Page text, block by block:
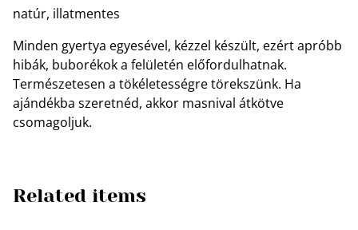
natúr, illatmentes
Minden gyertya egyesével, kézzel készült, ezért apróbb
hibák, buborékok a felületén előfordulhatnak.
Természetesen a tökéletességre törekszünk. Ha
ajándékba szeretnéd, akkor masnival átkötve
csomagoljuk.
Related items